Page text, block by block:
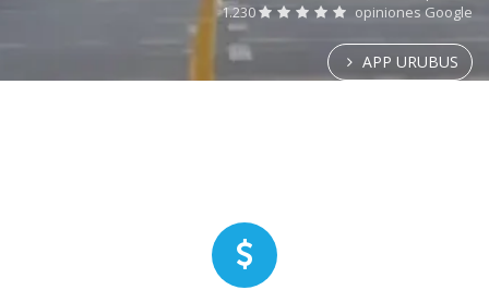
1.230
opiniones Google
APP URUBUS